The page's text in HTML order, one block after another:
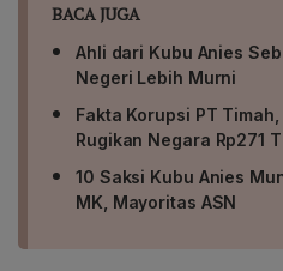
BACA JUGA
Ahli dari Kubu Anies
Negeri Lebih Murni
Fakta Korupsi PT
Rugikan Negara Rp271 T
10 Saksi Kubu Anies
MK, Mayoritas ASN